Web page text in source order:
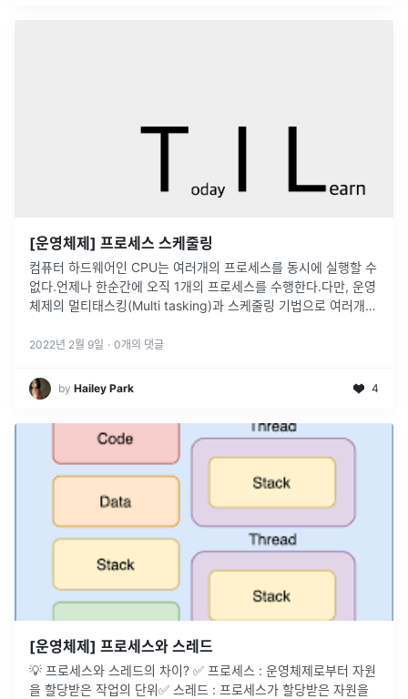
[운영체제] 프로세스 스케줄링
컴퓨터 하드웨어인 CPU는 여러개의 프로세스를 동시에 실행할 수
없다.언제나 한순간에 오직 1개의 프로세스를 수행한다.다만, 운영
체제의 멀티태스킹(Multi tasking)과 스케줄링 기법으로 여러개의
가...
2022년 2월 9일 · 0개의 댓글
by Hailey Park 4
[운영체제] 프로세스와 스레드
💡 프로세스와 스레드의 차이? ✅ 프로세스 : 운영체제로부터 자원
을 할당받은 작업의 단위✅ 스레드 : 프로세스가 할당받은 자원을